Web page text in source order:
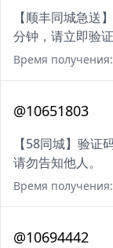
【顺丰同城急送
分钟，请立即验证
Время
@10651803
【58同城】验证
请勿告知他人。
Время
@10694442